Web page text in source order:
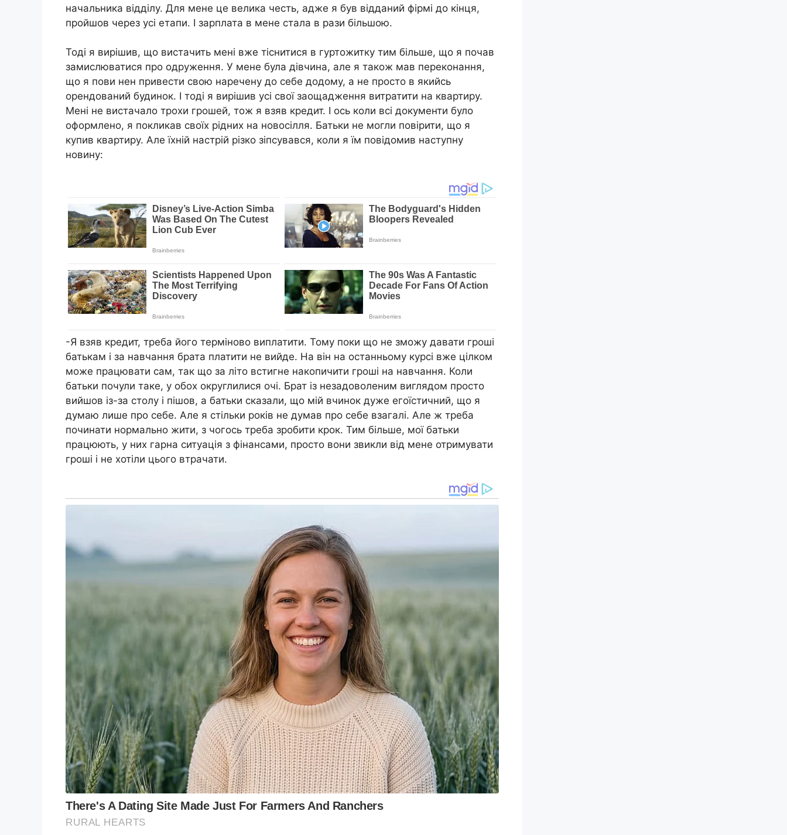
начальника відділу. Для мене це велика честь, адже я був відданий фірмі до кінця,
пройшов через усі етапи. І зарплата в мене стала в рази більшою.
Тоді я вирішив, що вистачить мені вже тіснитися в гуртожитку тим більше, що я почав
замислюватися про одруження. У мене була дівчина, але я також мав переконання,
що я пови нен привести свою наречену до себе додому, а не просто в якийсь
орендований будинок. І тоді я вирішив усі свої заощадження витратити на квартиру.
Мені не вистачало трохи грошей, тож я взяв кредит. І ось коли всі документи було
оформлено, я покликав своїх рідних на новосілля. Батьки не могли повірити, що я
купив квартиру. Але їхній настрій різко зіпсувався, коли я їм повідомив наступну
новину:
-Я взяв кредит, треба його терміново виплатити. Тому поки що не зможу давати гроші
батькам і за навчання брата платити не вийде. На він на останньому курсі вже цілком
може працювати сам, так що за літо встигне накопичити гроші на навчання. Коли
батьки почули таке, у обох округлилися очі. Брат із незадоволеним виглядом просто
вийшов із-за столу і пішов, а батьки сказали, що мій вчинок дуже егоїстичний, що я
думаю лише про себе. Але я стільки років не думав про себе взагалі. Але ж треба
починати нормально жити, з чогось треба зробити крок. Тим більше, мої батьки
працюють, у них гарна ситуація з фінансами, просто вони звикли від мене отримувати
гроші і не хотіли цього втрачати.